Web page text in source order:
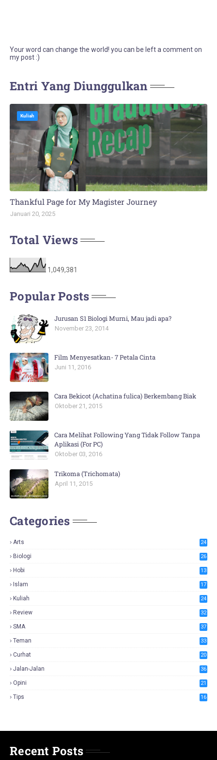
Your word can change the world! you can be left a comment on
my post :)
Entri Yang Diunggulkan
Kuliah
Thankful Page for My Magister Journey
Januari 20, 2025
Total Views
1,049,381
Popular Posts
Jurusan S1 Biologi Murni, Mau jadi apa?
November 23, 2014
Film Menyesatkan- 7 Petala Cinta
Juni 11, 2016
Cara Bekicot (Achatina fulica) Berkembang Biak
Oktober 21, 2015
Cara Melihat Following Yang Tidak Follow Tanpa
Aplikasi (For PC)
Oktober 03, 2016
Trikoma (Trichomata)
April 11, 2015
Categories
Arts 24
Biologi 26
Hobi 13
Islam 17
Kuliah 24
Review 32
SMA 37
Teman 33
Curhat 20
Jalan-Jalan 36
Opini 21
Tips 16
Recent Posts